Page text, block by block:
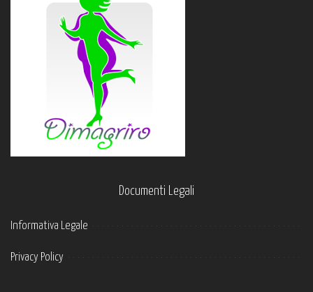
Documenti Legali
Informativa Legale
Privacy Policy